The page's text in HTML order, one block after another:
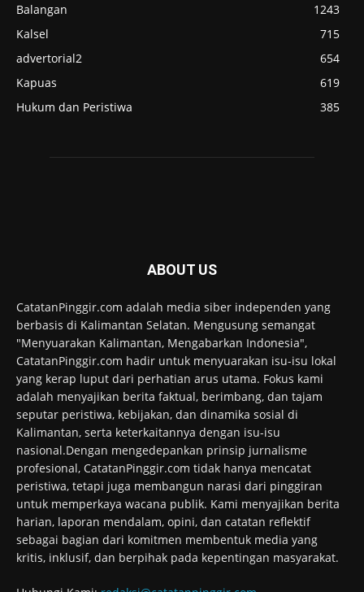
Balangan
1243
Kalsel
715
advertorial2
654
Kapuas
619
Hukum dan Peristiwa
385
ABOUT US
CatatanPinggir.com adalah media siber independen yang
berbasis di Kalimantan Selatan. Mengusung semangat
"Menyuarakan Kalimantan, Mengabarkan Indonesia",
CatatanPinggir.com hadir untuk menyuarakan isu-isu lokal
yang kerap luput dari perhatian arus utama. Fokus kami
adalah menyajikan berita faktual, berimbang, dan tajam
seputar peristiwa, kebijakan, dan dinamika sosial di
Kalimantan, serta keterkaitannya dengan isu-isu
nasional.Dengan mengedepankan prinsip jurnalisme
profesional, CatatanPinggir.com tidak hanya mencatat
peristiwa, tetapi juga membangun narasi dari pinggiran
untuk memperkaya wacana publik. Kami menyajikan berita
harian, laporan mendalam, opini, dan catatan reflektif
sebagai bagian dari komitmen membentuk media yang
kritis, inklusif, dan berpihak pada kepentingan masyarakat.